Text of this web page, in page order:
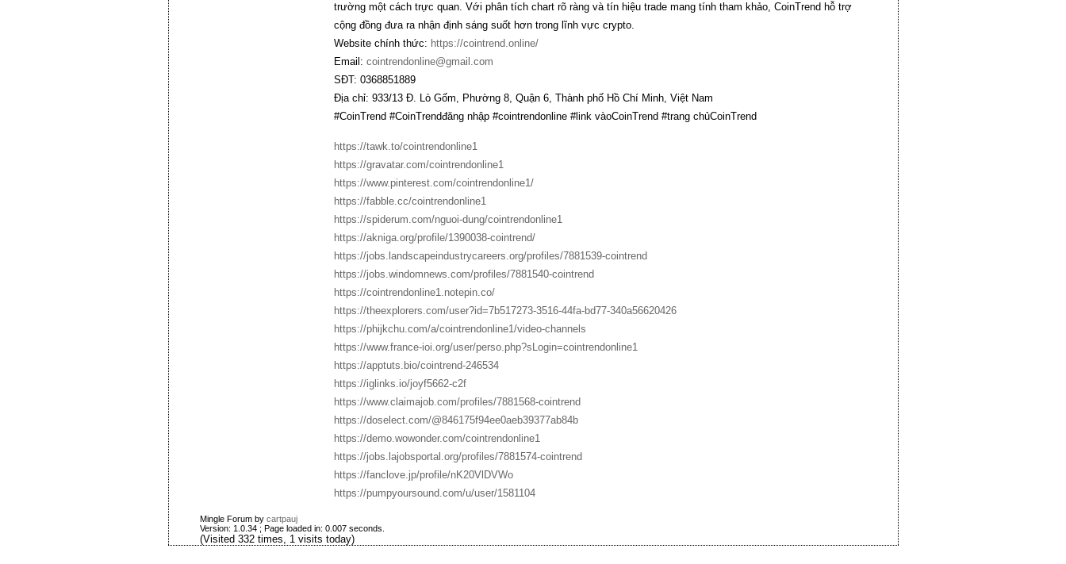
trường một cách trực quan. Với phân tích chart rõ ràng và tín hiệu trade mang tính tham khảo, CoinTrend hỗ trợ
cộng đồng đưa ra nhận định sáng suốt hơn trong lĩnh vực crypto.
Website chính thức: https://cointrend.online/
Email: cointrendonline@gmail.com
SĐT: 0368851889
Địa chỉ: 933/13 Đ. Lò Gốm, Phường 8, Quận 6, Thành phố Hồ Chí Minh, Việt Nam
#CoinTrend #CoinTrendđăng nhập #cointrendonline #link vàoCoinTrend #trang chủCoinTrend
https://tawk.to/cointrendonline1
https://gravatar.com/cointrendonline1
https://www.pinterest.com/cointrendonline1/
https://fabble.cc/cointrendonline1
https://spiderum.com/nguoi-dung/cointrendonline1
https://akniga.org/profile/1390038-cointrend/
https://jobs.landscapeindustrycareers.org/profiles/7881539-cointrend
https://jobs.windomnews.com/profiles/7881540-cointrend
https://cointrendonline1.notepin.co/
https://theexplorers.com/user?id=7b517273-3516-44fa-bd77-340a56620426
https://phijkchu.com/a/cointrendonline1/video-channels
https://www.france-ioi.org/user/perso.php?sLogin=cointrendonline1
https://apptuts.bio/cointrend-246534
https://iglinks.io/joyf5662-c2f
https://www.claimajob.com/profiles/7881568-cointrend
https://doselect.com/@846175f94ee0aeb39377ab84b
https://demo.wowonder.com/cointrendonline1
https://jobs.lajobsportal.org/profiles/7881574-cointrend
https://fanclove.jp/profile/nK20VlDVWo
https://pumpyoursound.com/u/user/1581104
Mingle Forum by cartpauj
Version: 1.0.34 ; Page loaded in: 0.007 seconds.
(Visited 332 times, 1 visits today)